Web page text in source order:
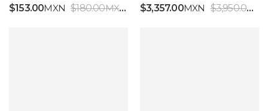
$153.00MXN $180.00MXN IVA INCLUIDO
$3,357.00MXN $3,950.00